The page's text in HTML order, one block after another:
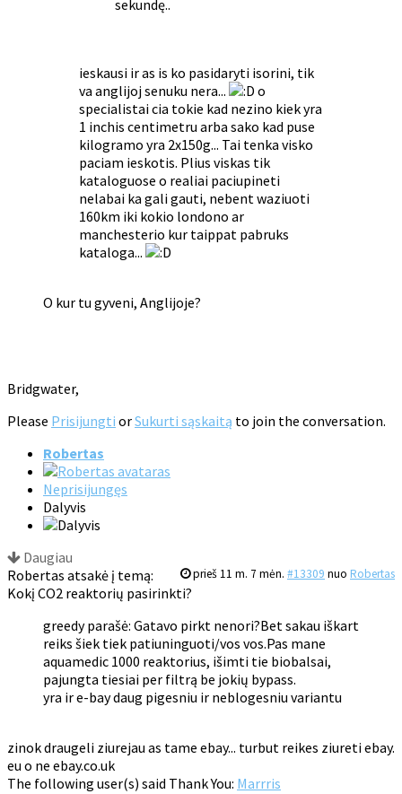
sekundę..
ieskausi ir as is ko pasidaryti isorini, tik
va anglijoj senuku nera...
o
specialistai cia tokie kad nezino kiek yra
1 inchis centimetru arba sako kad puse
kilogramo yra 2x150g... Tai tenka visko
paciam ieskotis. Plius viskas tik
kataloguose o realiai paciupineti
nelabai ka gali gauti, nebent waziuoti
160km iki kokio londono ar
manchesterio kur taippat pabruks
kataloga...
O kur tu gyveni, Anglijoje?
Bridgwater,
Please Prisijungti orSukurti sąskaitą to join the conversation.
Robertas
Neprisijungęs
Dalyvis
Daugiau
prieš 11 m. 7 mėn. #13309 nuo Robertas
Robertas atsakė į temą:
Kokį CO2 reaktorių pasirinkti?
greedy parašė: Gatavo pirkt nenori?Bet sakau iškart
reiks šiek tiek patiuninguoti/vos vos.Pas mane
aquamedic 1000 reaktorius, išimti tie biobalsai,
pajungta tiesiai per filtrą be jokių bypass.
yra ir e-bay daug pigesniu ir neblogesniu variantu
zinok draugeli ziurejau as tame ebay... turbut reikes ziureti ebay.
eu o ne ebay.co.uk
The following user(s) said Thank You: Marrris